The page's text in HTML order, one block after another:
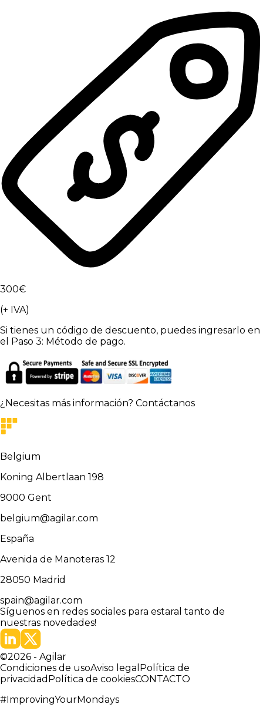
300€
(+ IVA)
Si tienes un código de descuento, puedes ingresarlo en
el Paso 3: Método de pago.
¿Necesitas más información? Contáctanos
Belgium
Koning Albertlaan 198
9000 Gent
belgium@agilar.com
España
Avenida de Manoteras 12
28050 Madrid
spain@agilar.com
Síguenos en redes sociales para estaral tanto de
nuestras novedades!
©2026 - Agilar
Condiciones de usoAviso legal Política de
privacidad Política de cookiesCONTACTO
#ImprovingYourMondays